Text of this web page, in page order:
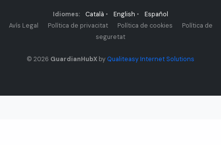
Idiomes: Català • English •
Español
Avís Legal
Política de privacitat Política de cookies
Política de
seguretat
© 2026 GuardianHubX by Qualiteasy Internet Solutions